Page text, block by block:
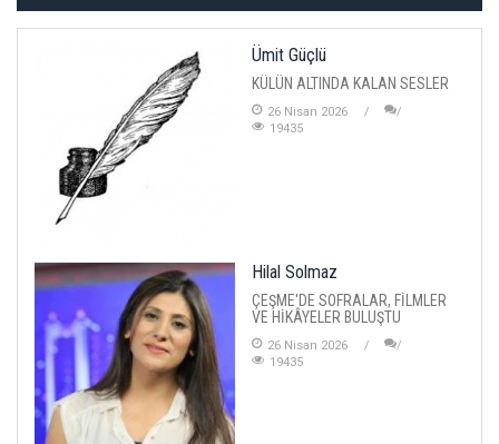
Ümit Güçlü
KÜLÜN ALTINDA KALAN SESLER
26 Nisan 2026
19435
Hilal Solmaz
ÇEŞME'DE SOFRALAR, FİLMLER
VE HİKÂYELER BULUŞTU
26 Nisan 2026
19435